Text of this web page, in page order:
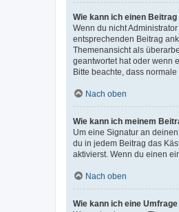
Wie kann ich einen
Wenn du nicht
entsprechenden Beitrag
Themenansicht als
geantwortet hat oder wenn
Bitte beachte, dass
Nach oben
Wie kann ich meinem
Um eine Signatur an
du in jedem Beitrag das
aktivierst. Wenn du einen
Nach oben
Wie kann ich eine